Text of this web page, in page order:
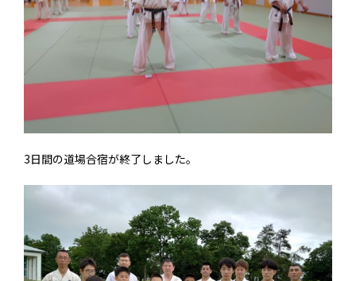
3日間の道場合宿が終了しました。